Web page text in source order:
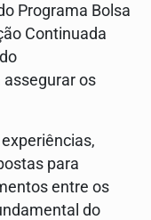
Programa Bolsa
Continuada
os
para
entre os
do